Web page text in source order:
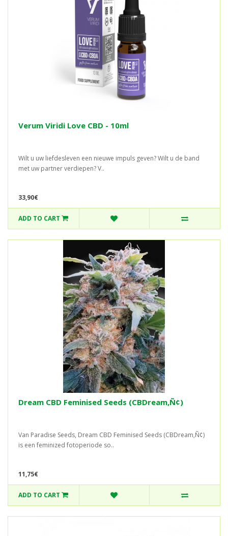
Verum Viridi Love CBD - 10ml
Wilt u uw liefdesleven een nieuwe impuls geven? Wilt u de band
met uw partner verdiepen? V..
33,90€
ADD TO CART
Dream CBD Feminised Seeds (CBDream‚Ñ¢)
Van Paradise Seeds, Dream CBD Feminised Seeds (CBDream‚Ñ¢)
is een feminized fotoperiode so..
11,75€
ADD TO CART